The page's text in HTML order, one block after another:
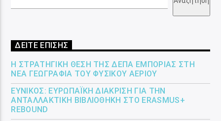
ΔΕΙΤΕ ΕΠΙΣΗΣ
Η ΣΤΡΑΤΗΓΙΚΉ ΘΈΣΗ ΤΗΣ ΔΕΠΑ ΕΜΠΟΡΊΑΣ ΣΤΗ
ΝΈΑ ΓΕΩΓΡΑΦΊΑ ΤΟΥ ΦΥΣΙΚΟΎ ΑΕΡΊΟΥ
ΕΎΝΙΚΟΣ: ΕΥΡΩΠΑΪΚΉ ΔΙΆΚΡΙΣΗ ΓΙΑ ΤΗΝ
ΑΝΤΑΛΛΑΚΤΙΚΉ ΒΙΒΛΙΟΘΉΚΗ ΣΤΟ ERASMUS+
REBOUND